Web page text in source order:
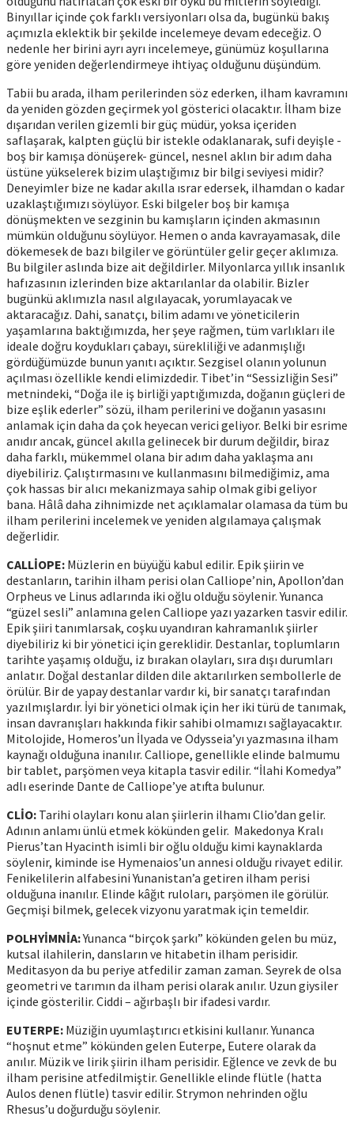
Binyıllar içinde çok farklı versiyonları olsa da, bugünkü bakış
açımızla eklektik bir şekilde incelemeye devam edeceğiz. O
nedenle her birini ayrı ayrı incelemeye, günümüz koşullarına
göre yeniden değerlendirmeye ihtiyaç olduğunu düşündüm.
Tabii bu arada, ilham perilerinden söz ederken, ilham kavramını
da yeniden gözden geçirmek yol gösterici olacaktır. İlham bize
dışarıdan verilen gizemli bir güç müdür, yoksa içeriden
saflaşarak, kalpten güçlü bir istekle odaklanarak, sufi deyişle -
boş bir kamışa dönüşerek- güncel, nesnel aklın bir adım daha
üstüne yükselerek bizim ulaştığımız bir bilgi seviyesi midir?
Deneyimler bize ne kadar akılla ısrar edersek, ilhamdan o kadar
uzaklaştığımızı söylüyor. Eski bilgeler boş bir kamışa
dönüşmekten ve sezginin bu kamışların içinden akmasının
mümkün olduğunu söylüyor. Hemen o anda kavrayamasak, dile
dökemesek de bazı bilgiler ve görüntüler gelir geçer aklımıza.
Bu bilgiler aslında bize ait değildirler. Milyonlarca yıllık insanlık
hafızasının izlerinden bize aktarılanlar da olabilir. Bizler
bugünkü aklımızla nasıl algılayacak, yorumlayacak ve
aktaracağız. Dahi, sanatçı, bilim adamı ve yöneticilerin
yaşamlarına baktığımızda, her şeye rağmen, tüm varlıkları ile
ideale doğru koydukları çabayı, sürekliliği ve adanmışlığı
gördüğümüzde bunun yanıtı açıktır. Sezgisel olanın yolunun
açılması özellikle kendi elimizdedir. Tibet’in “Sessizliğin Sesi”
metnindeki, “Doğa ile iş birliği yaptığımızda, doğanın güçleri de
bize eşlik ederler” sözü, ilham perilerini ve doğanın yasasını
anlamak için daha da çok heyecan verici geliyor. Belki bir esrime
anıdır ancak, güncel akılla gelinecek bir durum değildir, biraz
daha farklı, mükemmel olana bir adım daha yaklaşma anı
diyebiliriz. Çalıştırmasını ve kullanmasını bilmediğimiz, ama
çok hassas bir alıcı mekanizmaya sahip olmak gibi geliyor
bana. Hâlâ daha zihnimizde net açıklamalar olamasa da tüm bu
ilham perilerini incelemek ve yeniden algılamaya çalışmak
değerlidir.
CALLİOPE: Müzlerin en büyüğü kabul edilir. Epik şiirin ve
destanların, tarihin ilham perisi olan Calliope’nin, Apollon’dan
Orpheus ve Linus adlarında iki oğlu olduğu söylenir. Yunanca
“güzel sesli” anlamına gelen Calliope yazı yazarken tasvir edilir.
Epik şiiri tanımlarsak, coşku uyandıran kahramanlık şiirler
diyebiliriz ki bir yönetici için gereklidir. Destanlar, toplumların
tarihte yaşamış olduğu, iz bırakan olayları, sıra dışı durumları
anlatır. Doğal destanlar dilden dile aktarılırken sembollerle de
örülür. Bir de yapay destanlar vardır ki, bir sanatçı tarafından
yazılmışlardır. İyi bir yönetici olmak için her iki türü de tanımak,
insan davranışları hakkında fikir sahibi olmamızı sağlayacaktır.
Mitolojide, Homeros’un İlyada ve Odysseia’yı yazmasına ilham
kaynağı olduğuna inanılır. Calliope, genellikle elinde balmumu
bir tablet, parşömen veya kitapla tasvir edilir. “İlahi Komedya”
adlı eserinde Dante de Calliope’ye atıfta bulunur.
CLİO: Tarihi olayları konu alan şiirlerin ilhamı Clio’dan gelir.
Adının anlamı ünlü etmek kökünden gelir. Makedonya Kralı
Pierus’tan Hyacinth isimli bir oğlu olduğu kimi kaynaklarda
söylenir, kiminde ise Hymenaios’un annesi olduğu rivayet edilir.
Fenikelilerin alfabesini Yunanistan’a getiren ilham perisi
olduğuna inanılır. Elinde kâğıt ruloları, parşömen ile görülür.
Geçmişi bilmek, gelecek vizyonu yaratmak için temeldir.
POLHYİMNİA:Yunanca “birçok şarkı” kökünden gelen bu müz,
kutsal ilahilerin, dansların ve hitabetin ilham perisidir.
Meditasyon da bu periye atfedilir zaman zaman. Seyrek de olsa
geometri ve tarımın da ilham perisi olarak anılır. Uzun giysiler
içinde gösterilir. Ciddi – ağırbaşlı bir ifadesi vardır.
EUTERPE: Müziğin uyumlaştırıcı etkisini kullanır. Yunanca
“hoşnut etme” kökünden gelen Euterpe, Eutere olarak da
anılır. Müzik ve lirik şiirin ilham perisidir. Eğlence ve zevk de bu
ilham perisine atfedilmiştir. Genellikle elinde flütle (hatta
Aulos denen flütle) tasvir edilir. Strymon nehrinden oğlu
Rhesus’u doğurduğu söylenir.